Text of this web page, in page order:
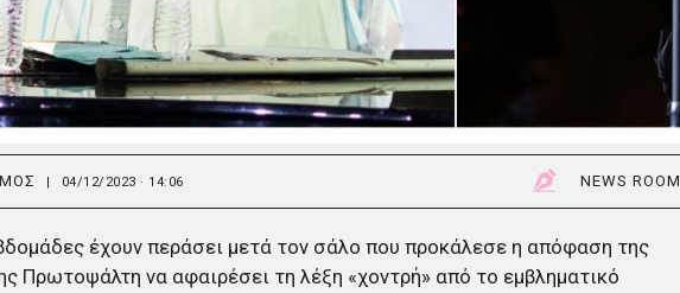
04/12/2023 · 14:06 NEWS ROOM
έχουν περάσει μετά τον σάλο που προκάλεσε η απόφαση της
Πρωτοψάλτη να αφαιρέσει τη λέξη «χοντρή» από το εμβληματικό